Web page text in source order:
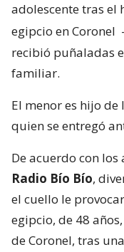
adolescente tras
egipcio en Coronel
recibió puñaladas
familiar.
El menor es hijo
quien se entregó
De acuerdo con
Radio Bío Bío,
el cuello le
egipcio, de 48
de Coronel, tras